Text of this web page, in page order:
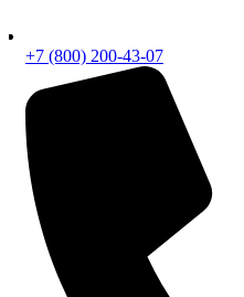
+7 (800) 200-43-07